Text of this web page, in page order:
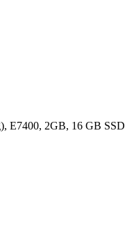
E7400, 2GB, 16 GB